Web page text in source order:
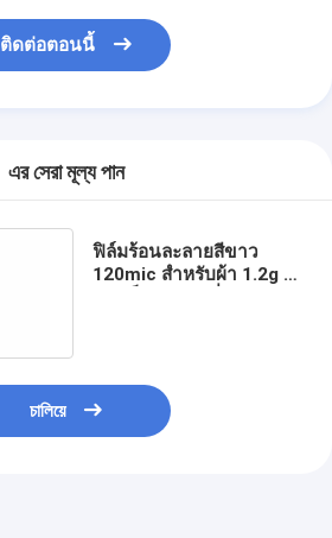
ติดต่อตอนนี้
এর সেরা মূল্য পান
ฟิล์มร้อนละลายสีขาว
120mic สำหรับผ้า 1.2g /
চালিয়ে